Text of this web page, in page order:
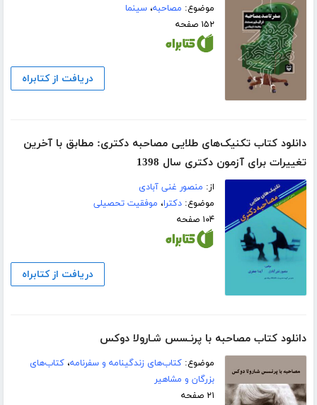
موضوع: مصاحبه،سینما
۱۵۲ صفحه
دریافت از کتابراه
دانلود کتاب تکنیک‌های طلایی مصاحبه دکتری: مطابق با آخرین
تغییرات برای آزمون دکتری سال 1398
از: منصور غنی آبادی
موضوع:دکترا، موفقیت تحصیلی
۱۰۴ صفحه
دریافت از کتابراه
دانلود کتاب مصاحبه با پرنـسس شـارولا دوکس
موضوع:کتاب‌های زندگینامه و سفرنامه،کتاب‌های
بزرگان و مشاهیر
۲۱ صفحه